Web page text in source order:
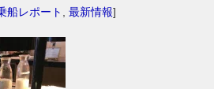
船レポート ,最新情報]